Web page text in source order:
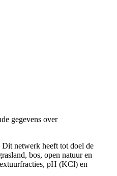
gegevens over
netwerk heeft tot doel de
bos, open natuur en
pH (KCl) en